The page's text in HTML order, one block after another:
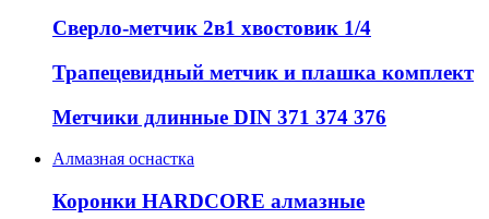
Сверло-метчик 2в1 хвостовик 1/4
Трапецевидный метчик и плашка комплект
Метчики длинные DIN 371 374 376
Алмазная оснастка
Коронки HARDCORE алмазные